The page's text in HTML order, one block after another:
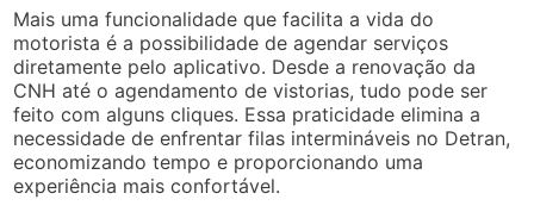
Mais uma funcionalidade que facilita a vida do
motorista é a possibilidade de agendar serviços
diretamente pelo aplicativo. Desde a renovação da
CNH até o agendamento de vistorias, tudo pode ser
feito com alguns cliques. Essa praticidade elimina a
necessidade de enfrentar filas intermináveis no Detran,
economizando tempo e proporcionando uma
experiência mais confortável.